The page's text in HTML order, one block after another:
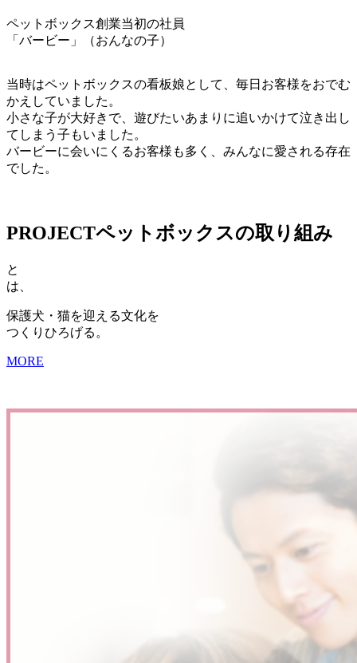
ペットボックス創業当初の社員
「バービー」（おんなの子）
当時はペットボックスの看板娘として、毎日お客様をおでむ
かえしていました。
小さな子が大好きで、遊びたいあまりに追いかけて泣き出し
てしまう子もいました。
バービーに会いにくるお客様も多く、みんなに愛される存在
でした。
PROJECTペットボックスの取り組み
と
は、
保護犬・猫を迎える文化を
つくりひろげる。
MORE